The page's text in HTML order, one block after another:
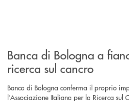
Banca di Bologna a
ricerca sul cancro
Banca di Bologna conferma il proprio
l’Associazione Italiana per la Ricerca sul